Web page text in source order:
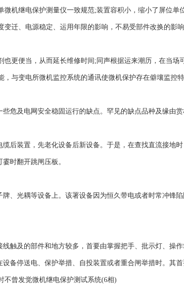
机继电保护测量仪一致规范;装置容积小，缩小了屏位单
迁、电源稳定、运用年限的影响，不易受部件改换的影
更便当，从而延长维修时间;同声根据运来潮历，在当场
与变电所微机监控系统的通讯使微机保护存在僻壤监控特
危及电网安全稳固运行的缺点。罕见的缺点品种及缘由赏
后装置，先老化设备后新设备。于是，在查找直流接地
时翻开跳闸压板。
、光耦等设备上。该署设备因为恒久带电或者时常冲锋
触及的部件和地方较多，首要由掌握把手、批示灯、操
备停送电、保护举措、自投装置或者重合闸举措时。其首
不曾发觉微机继电保护测试系统(6相)